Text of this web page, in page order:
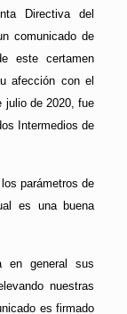
Directiva del
comunicado de
este certamen
afección con el
julio de 2020, fue
Intermedios de
parámetros de
es una buena
en general sus
nuestras
es firmado